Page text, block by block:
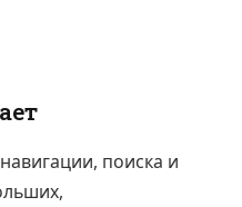
поиска и